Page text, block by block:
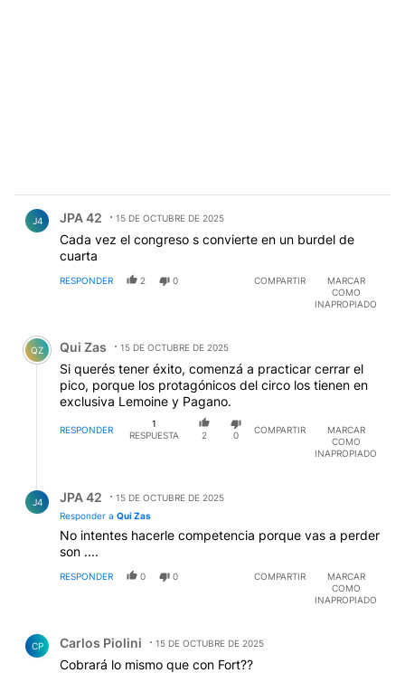
J4 JPA 42 15 DE OCTUBRE DE 2025
Cada vez el congreso s convierte en un burdel de
cuarta
RESPONDER 2 0 COMPARTIR
MARCAR
COMO
INAPROPIADO
Comentario de Qui Zas.
QZ Qui Zas 15 DE OCTUBRE DE 2025
Si querés tener éxito, comenzá a practicar cerrar el
pico, porque los protagónicos del circo los tienen en
exclusiva Lemoine y Pagano.
RESPONDER
1
RESPUESTA
2 0
COMPARTIR
MARCAR
COMO
INAPROPIADO
J4 JPA 42
15 DE OCTUBRE DE 2025
Responder a Qui Zas
No intentes hacerle competencia porque vas a perder
son ....
RESPONDER 0 0 COMPARTIR
MARCAR
COMO
INAPROPIADO
CP Carlos Piolini 15 DE OCTUBRE DE 2025
Cobrará lo mismo que con Fort??